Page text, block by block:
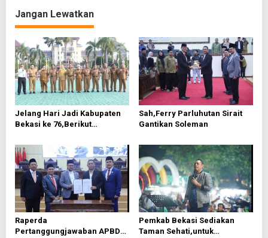
g
a
s
i
p
o
s
Jangan Lewatkan
Jelang Hari Jadi Kabupaten
Bekasi ke 76,Berikut
Sah,Ferry Parluhutan Sirait
Gantikan Soleman
Raperda
Pertanggungjawaban APBD
Pemkab Bekasi Sediakan
Taman Sehati,untuk